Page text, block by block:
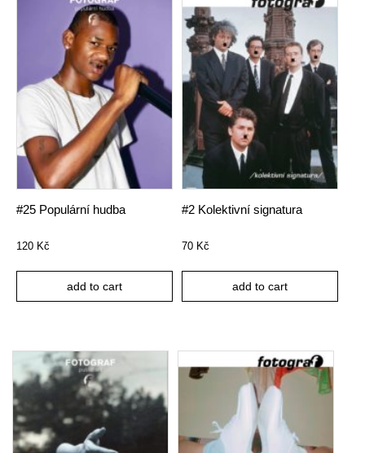
#25 Populární hudba
120 Kč
add to cart
#2 Kolektivní signatura
70 Kč
add to cart